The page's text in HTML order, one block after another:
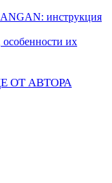
инструкция
их
ОТ АВТОРА